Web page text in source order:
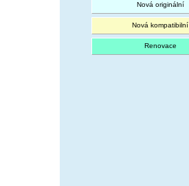
Nová originální
Nová kompatibilní
Renovace